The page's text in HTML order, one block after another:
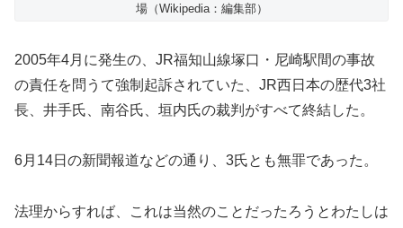
場（Wikipedia：編集部）
2005年4月に発生の、JR福知山線塚口・尼崎駅間の事故
の責任を問うて強制起訴されていた、JR西日本の歴代3社
長、井手氏、南谷氏、垣内氏の裁判がすべて終結した。
6月14日の新聞報道などの通り、3氏とも無罪であった。
法理からすれば、これは当然のことだったろうとわたしは